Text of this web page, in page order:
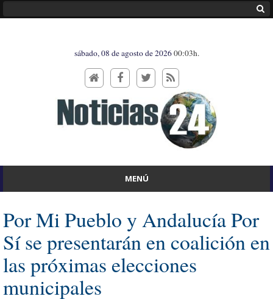
sábado, 08 de agosto de 202600:03h.
MENÚ
Por Mi Pueblo y Andalucía Por
Sí se presentarán en coalición en
las próximas elecciones
municipales